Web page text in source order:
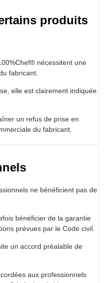
produits
nécessitent une
fabricant.
elle est clairement indiquée
un refus de prise en
du fabricant.
ne bénéficient pas de
bénéficier de la garantie
prévues par le Code civil.
un accord préalable de
aux professionnels